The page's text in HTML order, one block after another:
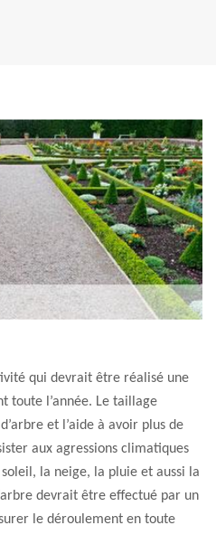
qui devrait être réalisé une
toute l’année. Le taillage
et l’aide à avoir plus de
aux agressions climatiques
la neige, la pluie et aussi la
devrait être effectué par un
le déroulement en toute